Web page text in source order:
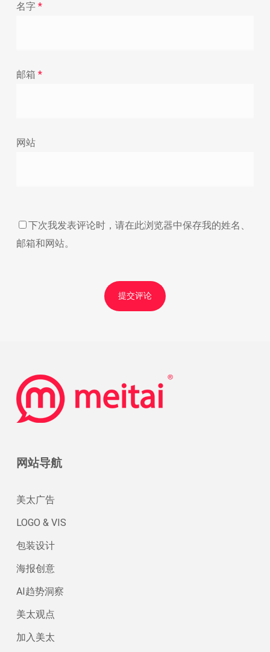
名字 *
邮箱 *
网站
下次我发表评论时，请在此浏览器中保存我的姓名、
邮箱和网站。
网站导航
美太广告
LOGO & VIS
包装设计
海报创意
AI趋势洞察
美太观点
加入美太